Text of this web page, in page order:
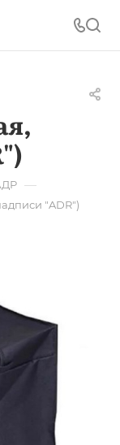
—
"ADR")